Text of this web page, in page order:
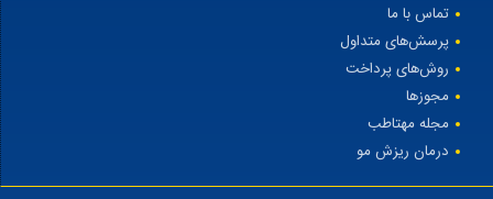
تماس با ما
پرسش‌های متداول
روش‌های پرداخت
مجوزها
مجله مهتاطب
درمان ریزش مو